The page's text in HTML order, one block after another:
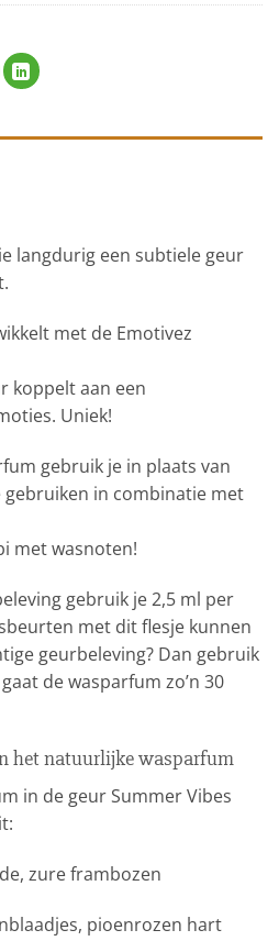
langdurig een subtiele geur
met de Emotivez
koppelt aan een
Uniek!
gebruik je in plaats van
gebruiken in combinatie met
met wasnoten!
gebruik je 2,5 ml per
met dit flesje kunnen
geurbeleving? Dan gebruik
de wasparfum zo’n 30
het natuurlijke wasparfum
in de geur Summer Vibes
zure frambozen
pioenrozen hart